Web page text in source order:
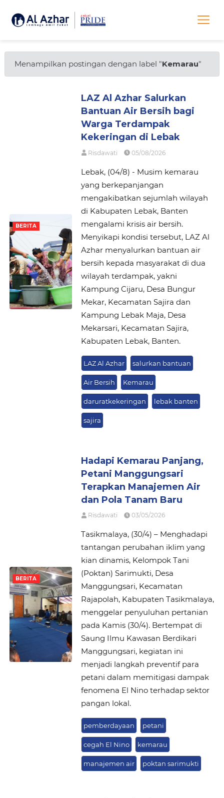
Menampilkan postingan dengan label "Kemarau"
BERITA
LAZ Al Azhar Salurkan
Bantuan Air Bersih bagi
Warga Terdampak
Kekeringan di Lebak
Risdawati 05/08/2026
Lebak, (04/8) - Musim kemarau
yang berkepanjangan
mengakibatkan sejumlah wilayah
di Kabupaten Lebak, Banten
mengalami krisis air bersih.
Menyikapi kondisi tersebut, LAZ Al
Azhar menyalurkan bantuan air
bersih kepada masyarakat di dua
wilayah terdampak, yakni
Kampung Cijaru, Desa Bungur
Mekar, Kecamatan Sajira dan
Kampung Lebak Maja, Desa
Mekarsari, Kecamatan Sajira,
Kabupaten Lebak, Banten.
LAZ Al Azhar salurkan bantuan
Air Bersih Kemarau
daruratkekeringan lebak banten
sajira
BERITA
Hadapi Kemarau Panjang,
Petani Manggungsari
Terapkan Manajemen Air
dan Pola Tanam Baru
Risdawati 03/05/2026
Tasikmalaya, (30/4) – Menghadapi
tantangan perubahan iklim yang
kian dinamis, Kelompok Tani
(Poktan) Sarimukti, Desa
Manggungsari, Kecamatan
Rajapolah, Kabupaten Tasikmalaya,
menggelar penyuluhan pertanian
pada Kamis (30/4). Bertempat di
Saung Ilmu Kawasan Berdikari
Manggungsari, kegiatan ini
menjadi langkah preventif para
petani dalam memitigasi dampak
fenomena El Nino terhadap sektor
pangan lokal.
pemberdayaan petani
cegah El Nino kemarau
manajemen air poktan sarimukti